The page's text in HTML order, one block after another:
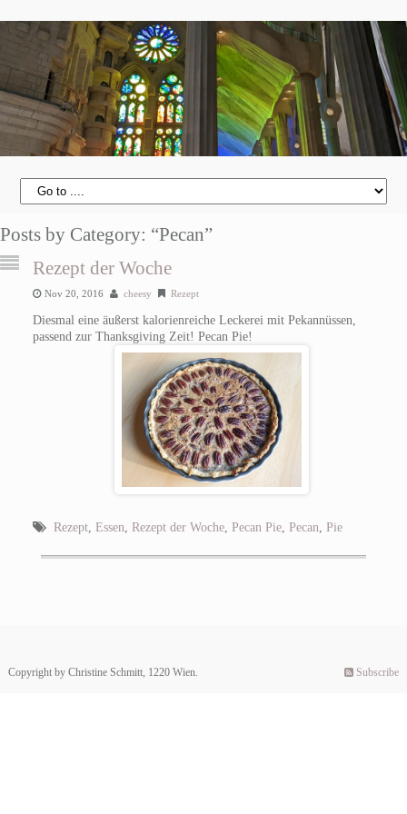
Posts by Category: “Pecan”
Rezept der Woche
Nov 20, 2016 cheesy Rezept
Diesmal eine äußerst kalorienreiche Leckerei mit Pekannüssen,
passend zur Thanksgiving Zeit! Pecan Pie!
Rezept, Essen Rezept der Woche, Pecan Pie, Pecan Pie
Copyright by Christine Schmitt, 1220 Wien. Subscribe